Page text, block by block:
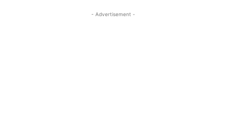
- Advertisement -